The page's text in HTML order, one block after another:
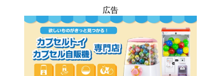
広告